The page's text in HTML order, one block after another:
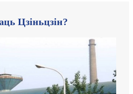
Цзіньцзін?